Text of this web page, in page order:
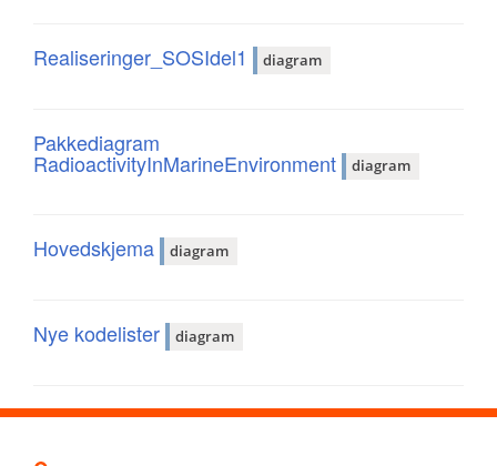
Realiseringer_SOSIdel1 diagram
Pakkediagram
RadioactivityInMarineEnvironment diagram
Hovedskjema diagram
Nye kodelister diagram